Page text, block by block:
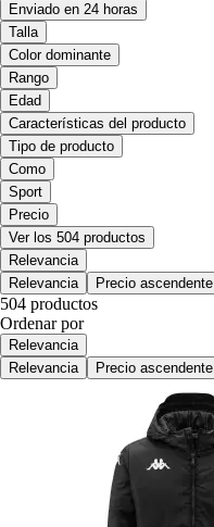
Enviado en 24 horas
Talla
Color dominante
Rango
Edad
Características del producto
Tipo de producto
Como
Sport
Precio
Ver los 504 productos
Relevancia
Relevancia
Precio ascendente
504 productos
Ordenar por
Relevancia
Relevancia
Precio ascendente